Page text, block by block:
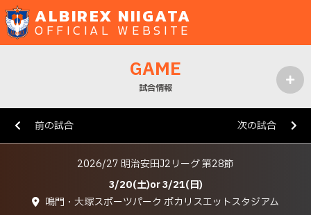
ALBIREX NIIGATA
OFFICIAL WEBSITE
GAME
試合情報
前の試合
次の試合
2026/27 明治安田J2リーグ 第28節
3/20(土)or 3/21(日)
鳴門・大塚スポーツパーク ポカリスエットスタジアム